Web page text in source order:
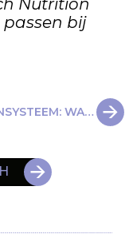
Nutrition
passen bij
IMMUUNSYSTEEM: WAAROM EEN GEZOND IMMUUNSYSTEEM BELANGRIJK IS BIJ AFVALLEN